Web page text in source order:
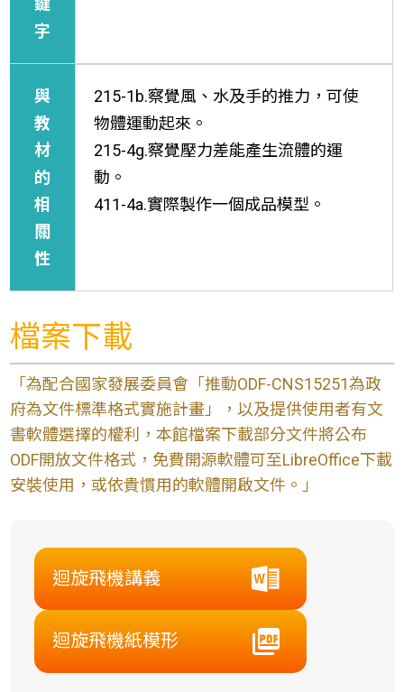
鍵
字
與
教
材
的
相
關
性
215-1b.察覺風、水及手的推力，可使
物體運動起來。
215-4g.察覺壓力差能產生流體的運
動。
411-4a.實際製作一個成品模型。
檔案下載
「為配合國家發展委員會「推動ODF-CNS15251為政
府為文件標準格式實施計畫」，以及提供使用者有文
書軟體選擇的權利，本館檔案下載部分文件將公布
ODF開放文件格式，免費開源軟體可至LibreOffice下載
安裝使用，或依貴慣用的軟體開啟文件。」
迴旋飛機講義
迴旋飛機紙模形